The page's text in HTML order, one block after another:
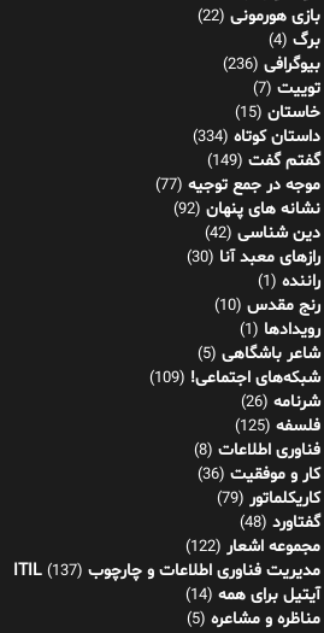
بازی هورمونی (22)
برگ (4)
بیوگرافی (236)
توییت (7)
خاستان (15)
داستان کوتاه (334)
گفتم گفت (149)
موجه در جمع توجیه (77)
نشانه های پنهان (92)
دین شناسی (42)
رازهای معبد آنا (30)
راننده (1)
رنج مقدس (10)
رویدادها (1)
شاعر باشگاهی (5)
شبکه‌های اجتماعی! (109)
شرنامه (26)
فلسفه (125)
فناوری اطلاعات (8)
کار و موفقیت (36)
کاریکلماتور (79)
گفتاورد (48)
مجموعه اشعار (122)
مدیریت فناوری اطلاعات و چارچوب ITIL (137)
آیتیل برای همه (14)
مناظره و مشاعره (5)